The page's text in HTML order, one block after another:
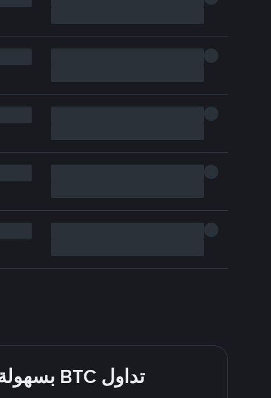
تداول BTC بسهولة - قُم بالشراء والبيع باستخدام طرقك المُفضّلة للدفع